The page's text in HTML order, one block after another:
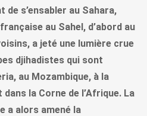
de s’ensabler au Sahara,
au Sahel, d’abord au
a jeté une lumière crue
djihadistes qui sont
au Mozambique, à la
la Corne de l’Afrique. La
a alors amené la